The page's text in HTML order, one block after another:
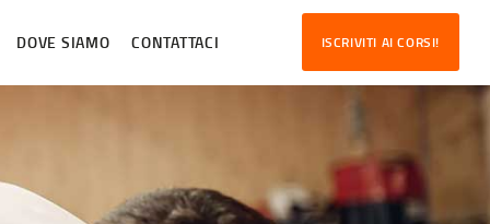
DOVE SIAMO CONTATTACI ISCRIVITI AI CORSI!